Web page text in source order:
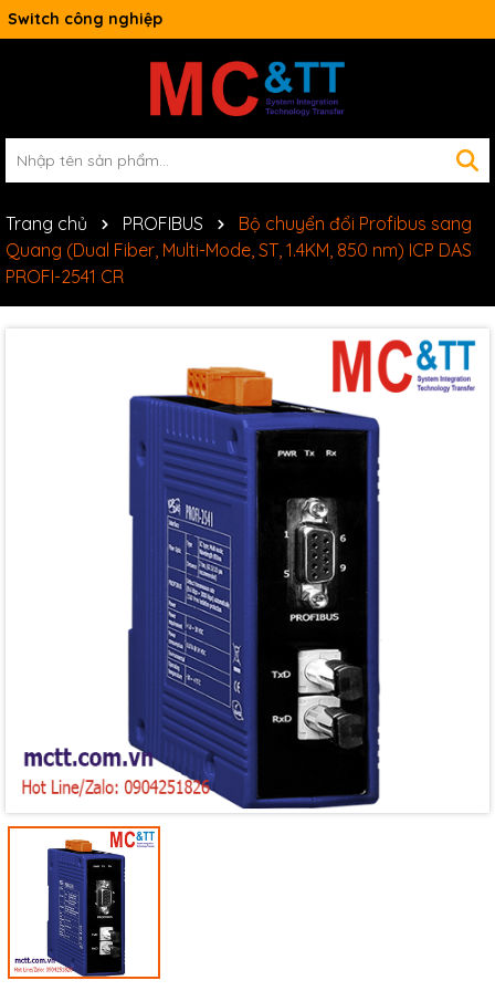
Switch công nghiệp
Trang chủ PROFIBUS
Bộ chuyển đổi Profibus sang
Quang (Dual Fiber, Multi-Mode, ST, 1.4KM, 850 nm) ICP DAS
PROFI-2541 CR
Ngày hết hạn:
Điều kiện: